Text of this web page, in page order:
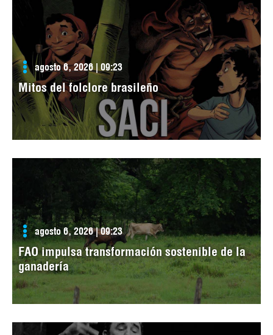
agosto 6, 2026 | 09:23
Mitos del folclore brasileño
agosto 6, 2026 | 09:23
FAO impulsa transformación sostenible de la
ganadería